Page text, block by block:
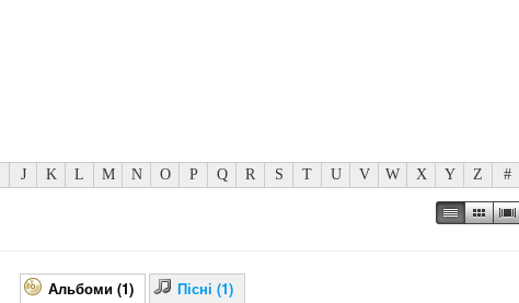
J K L M N O P Q R S T U V W X Y Z #
Альбоми (1) Пісні (1)